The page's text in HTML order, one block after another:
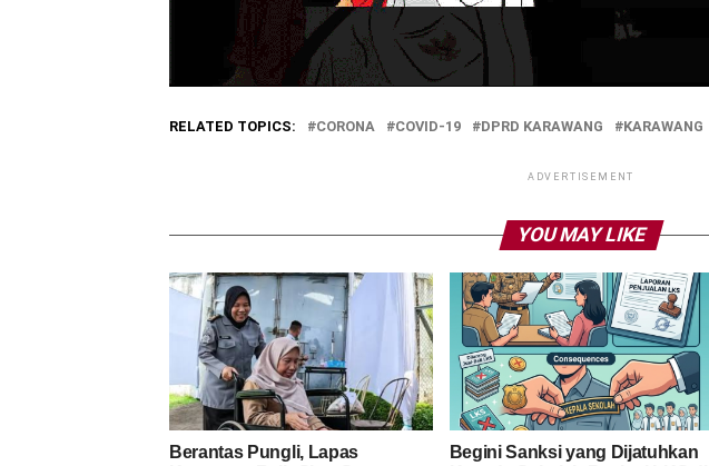
RELATED TOPICS: CORONA COVID-19 DPRD KARAWANG KARAWANG
ADVERTISEMENT
YOU MAY LIKE
Berantas Pungli, Lapas
Begini Sanksi yang Dijatuhkan